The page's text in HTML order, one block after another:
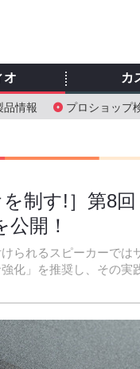
オ
品情報 プロショップ
カ
制す!］第8
開！
られるスピーカーでは
化」を推奨し、その実